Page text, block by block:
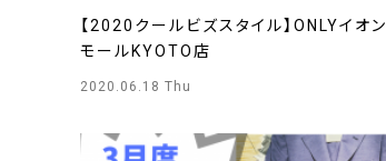
【2020クールビズスタイル】ONLYイオン
モールKYOTO店
2020.06.18 Thu